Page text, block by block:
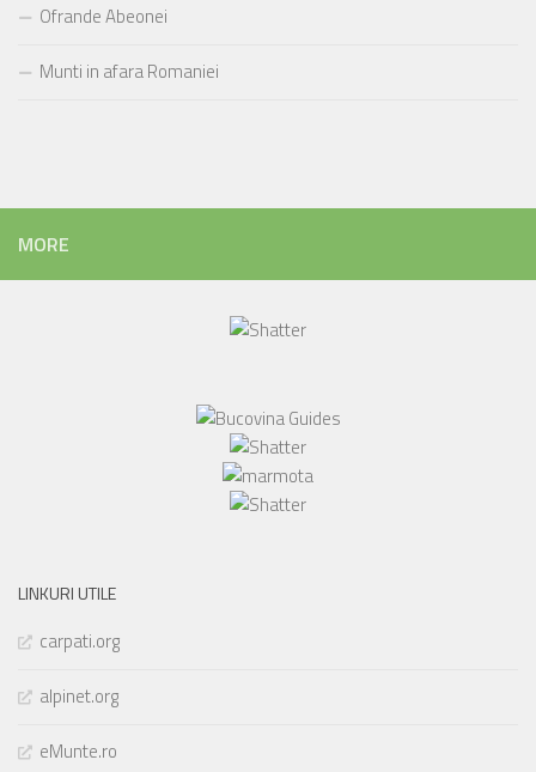
Ofrande Abeonei
Munti in afara Romaniei
MORE
LINKURI UTILE
carpati.org
alpinet.org
eMunte.ro